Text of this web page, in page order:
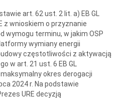
art. 62 ust. 2 lit. a) EB GL
z wnioskiem o przyznanie
wymogu terminu, w jakim OSP
wymiany energii
częstotliwości z aktywacją
w art. 21 ust. 6 EB GL
maksymalny okres derogacji
2024 r. Na podstawie
URE decyzją